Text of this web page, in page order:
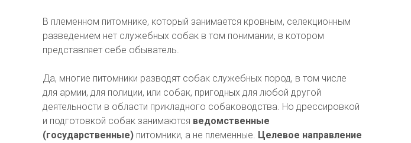
В племенном питомнике, который занимается кровным, селекционным
разведением нет служебных собак в том понимании, в котором
представляет себе обыватель.
Да, многие питомники разводят собак служебных пород, в том числе
для армии, для полиции, или собак, пригодных для любой другой
деятельности в области прикладного собаководства. Но дрессировкой
и подготовкой собак занимаются ведомственные
(государственные) питомники, а не племенные. Целевое направление